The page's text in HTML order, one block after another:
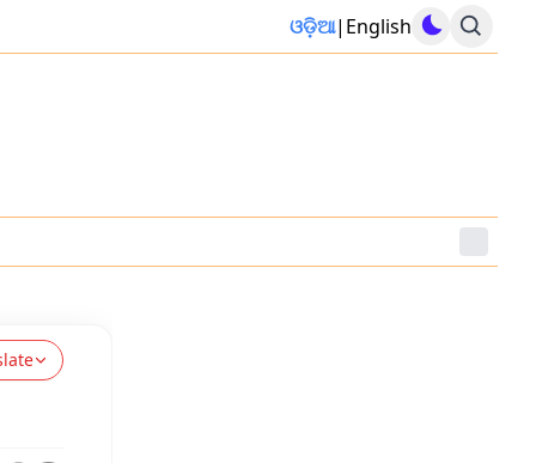
ଓଡ଼ିଆ| English